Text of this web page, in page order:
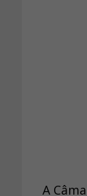
A